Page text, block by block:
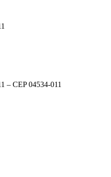
– CEP 04534-011